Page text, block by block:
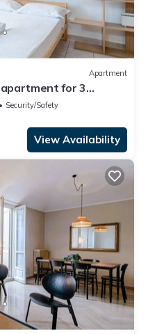
Apartment
for 3
inside the
Paesana, one of the
in Turin. We are
of Quadrilatero
Security/Safety
View Availability